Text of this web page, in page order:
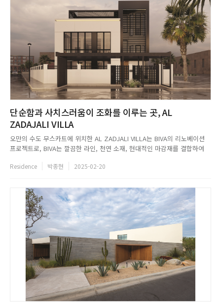
단순함과 사치스러움이 조화를 이루는 곳, AL
ZADAJALI VILLA
오만의 수도 무스카트에 위치한 AL ZADJALI VILLA는 BIVA의 리노베이션
프로젝트로, BIVA는 깔끔한 라인, 천연 소재, 현대적인 마감재를 결합하여
흰색의 벽 톤과 아름답게 대조되는 반면, 큼지막한 창문은 자연광으로 공간
Residence 박종현 2025-02-20